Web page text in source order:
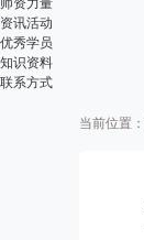
资讯活动
优秀学员
知识资料
联系方式
当前位置：